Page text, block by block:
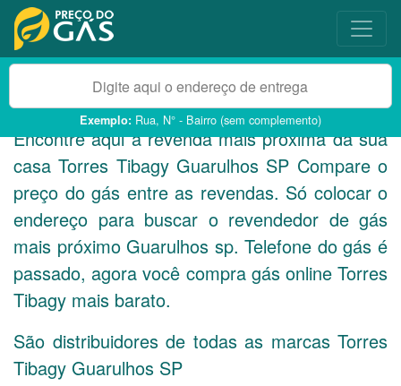
Exemplo: Rua, N° - Bairro (sem complemento)
Encontre aqui a revenda mais próxima da sua
casa Torres Tibagy Guarulhos SP Compare o
preço do gás entre as revendas. Só colocar o
endereço para buscar o revendedor de gás
mais próximo Guarulhos sp. Telefone do gás é
passado, agora você compra gás online Torres
Tibagy mais barato.
São distribuidores de todas as marcas Torres
Tibagy Guarulhos SP